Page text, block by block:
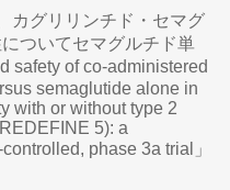
カグリリンチド・セマグ
ついてセマグルチド単
safety of co-administered
semaglutide alone in
with or without type 2
5): a
phase 3a trial」